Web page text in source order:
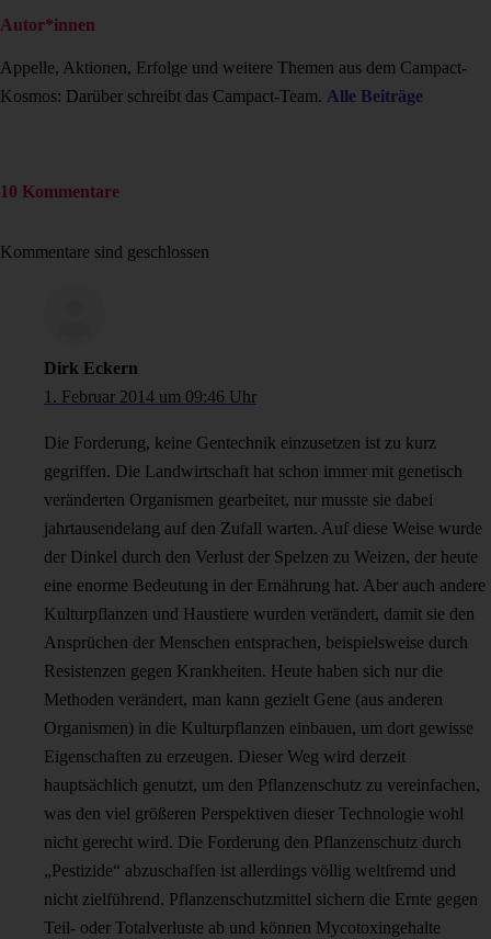
Autor*innen
Appelle, Aktionen, Erfolge und weitere Themen aus dem Campact-
Kosmos: Darüber schreibt das Campact-Team. Alle Beiträge
10 Kommentare
Kommentare sind geschlossen
Dirk Eckern
1. Februar 2014 um 09:46 Uhr
Die Forderung, keine Gentechnik einzusetzen ist zu kurz
gegriffen. Die Landwirtschaft hat schon immer mit genetisch
veränderten Organismen gearbeitet, nur musste sie dabei
jahrtausendelang auf den Zufall warten. Auf diese Weise wurde
der Dinkel durch den Verlust der Spelzen zu Weizen, der heute
eine enorme Bedeutung in der Ernährung hat. Aber auch andere
Kulturpflanzen und Haustiere wurden verändert, damit sie den
Ansprüchen der Menschen entsprachen, beispielsweise durch
Resistenzen gegen Krankheiten. Heute haben sich nur die
Methoden verändert, man kann gezielt Gene (aus anderen
Organismen) in die Kulturpflanzen einbauen, um dort gewisse
Eigenschaften zu erzeugen. Dieser Weg wird derzeit
hauptsächlich genutzt, um den Pflanzenschutz zu vereinfachen,
was den viel größeren Perspektiven dieser Technologie wohl
nicht gerecht wird. Die Forderung den Pflanzenschutz durch
„Pestizide“ abzuschaffen ist allerdings völlig weltfremd und
nicht zielführend. Pflanzenschutzmittel sichern die Ernte gegen
Teil- oder Totalverluste ab und können Mycotoxingehalte